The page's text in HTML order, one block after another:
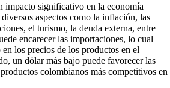
impacto significativo en la economía
aspectos como la inflación, las
el turismo, la deuda externa, entre
encarecer las importaciones, lo cual
los precios de los productos en el
un dólar más bajo puede favorecer las
colombianos más competitivos en